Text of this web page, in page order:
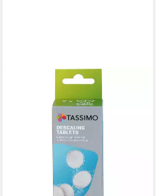
Entkalker 00311909
Entkalkungstabletten (4-St.
für Kapselautomaten)
ab 17,24 €
(4,31 €/ 1 Stk)
lieferbar - in 3-4 Werktagen bei dir